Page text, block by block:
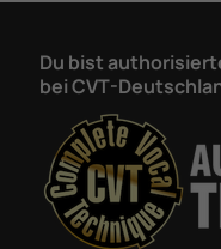
Du bist
bei CVT-